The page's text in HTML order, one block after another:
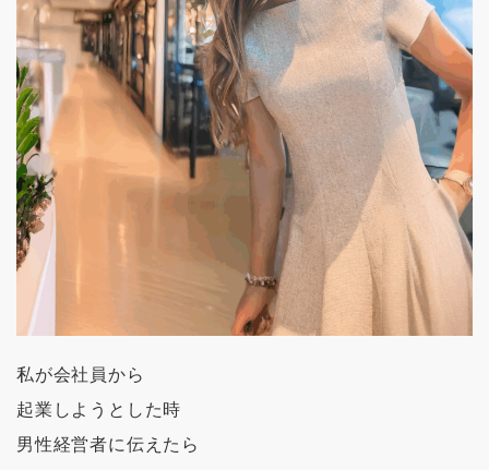
私が会社員から
起業しようとした時
男性経営者に伝えたら